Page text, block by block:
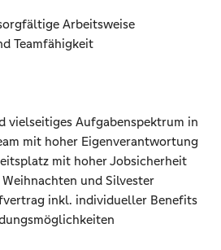
Arbeitsweise
Teamfähigkeit
vielseitiges Aufgabenspektrum in
mit hoher Eigenverantwortung
mit hoher Jobsicherheit
und Silvester
inkl. individueller Benefits